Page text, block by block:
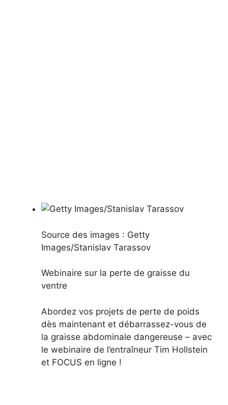
Source des images : Getty
Images/Stanislav Tarassov
Webinaire sur la perte de graisse du
ventre
Abordez vos projets de perte de poids
dès maintenant et débarrassez-vous de
la graisse abdominale dangereuse – avec
le webinaire de l’entraîneur Tim Hollstein
et FOCUS en ligne !